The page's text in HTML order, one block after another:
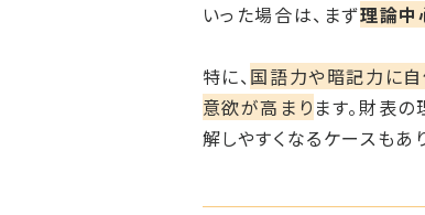
いった場合は、まず理論中
特に、国語力や暗記力に自
意欲が高まり ます。財表
解しやすくなるケースもあ